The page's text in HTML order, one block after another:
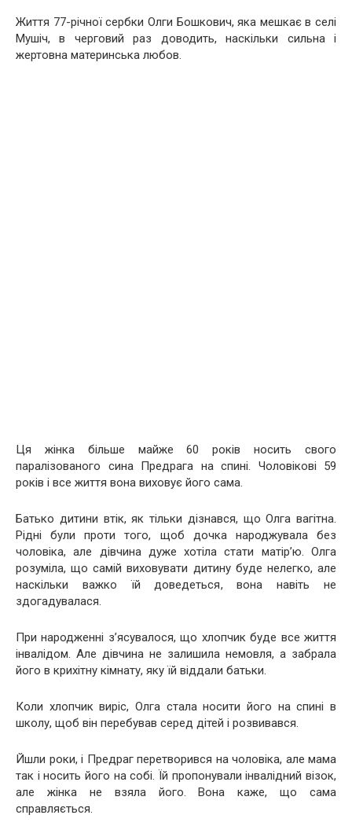
Життя 77-річної сербки Олги Бошкович, яка мешкає в селі
Мушіч, в черговий раз доводить, наскільки сильна і
жертовна материнська любов.
Ця жінка більше майже 60 років носить свого
паралізованого сина Предрага на спині. Чоловікові 59
років і все життя вона виховує його сама.
Батько дитини втік, як тільки дізнався, що Олга вагітна.
Рідні були проти того, щоб дочка народжувала без
чоловіка, але дівчина дуже хотіла стати матір’ю. Олга
розуміла, що самій виховувати дитину буде нелегко, але
наскільки важко їй доведеться, вона навіть не
здогадувалася.
При народженні з’ясувалося, що хлопчик буде все життя
інвалідом. Але дівчина не залишила немовля, а забрала
його в крихітну кімнату, яку їй віддали батьки.
Коли хлопчик виріс, Олга стала носити його на спині в
школу, щоб він перебував серед дітей і розвивався.
Йшли роки, і Предраг перетворився на чоловіка, але мама
так і носить його на собі. Їй пропонували інвалідний візок,
але жінка не взяла його. Вона каже, що сама
справляється.